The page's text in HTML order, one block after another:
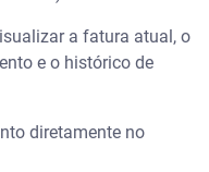
a fatura atual, o
e o histórico de
diretamente no